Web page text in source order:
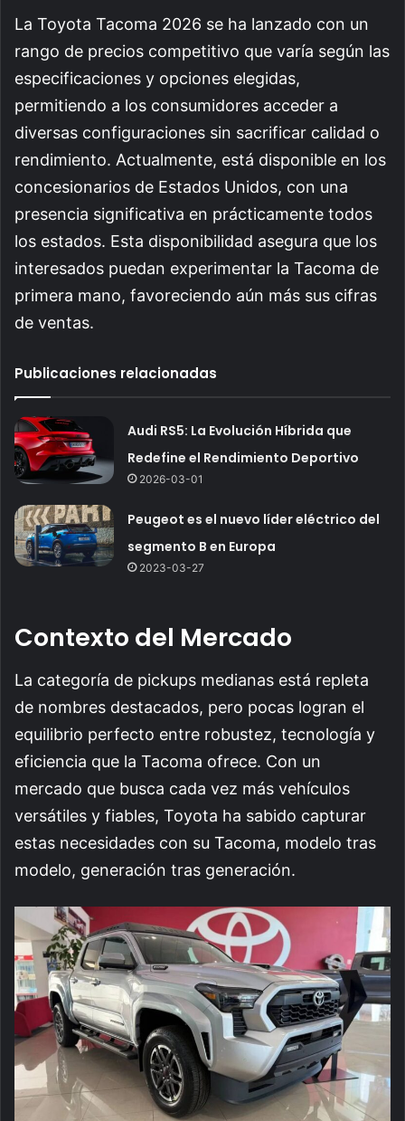
La Toyota Tacoma 2026 se ha lanzado con un
rango de precios competitivo que varía según las
especificaciones y opciones elegidas,
permitiendo a los consumidores acceder a
diversas configuraciones sin sacrificar calidad o
rendimiento. Actualmente, está disponible en los
concesionarios de Estados Unidos, con una
presencia significativa en prácticamente todos
los estados. Esta disponibilidad asegura que los
interesados puedan experimentar la Tacoma de
primera mano, favoreciendo aún más sus cifras
de ventas.
Publicaciones relacionadas
Audi RS5: La Evolución Híbrida que
Redefine el Rendimiento Deportivo
2026-03-01
Peugeot es el nuevo líder eléctrico del
segmento B en Europa
2023-03-27
Contexto del Mercado
La categoría de pickups medianas está repleta
de nombres destacados, pero pocas logran el
equilibrio perfecto entre robustez, tecnología y
eficiencia que la Tacoma ofrece. Con un
mercado que busca cada vez más vehículos
versátiles y fiables, Toyota ha sabido capturar
estas necesidades con su Tacoma, modelo tras
modelo, generación tras generación.